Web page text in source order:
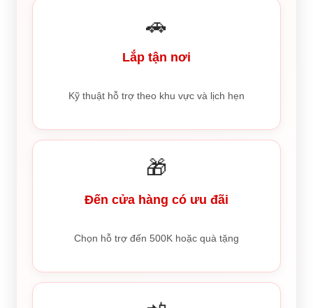
🚗
Lắp tận nơi
Kỹ thuật hỗ trợ theo khu vực và lịch hẹn
🎁
Đến cửa hàng có ưu đãi
Chọn hỗ trợ đến 500K hoặc quà tặng